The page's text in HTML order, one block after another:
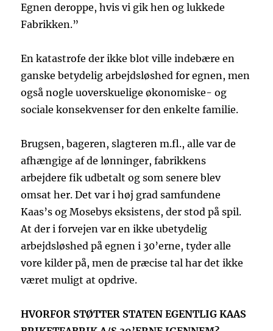
Egnen deroppe, hvis vi gik hen og lukkede
Fabrikken.”
En katastrofe der ikke blot ville indebære en
ganske betydelig arbejdsløshed for egnen, men
også nogle uoverskuelige økonomiske- og
sociale konsekvenser for den enkelte familie.
Brugsen, bageren, slagteren m.fl., alle var de
afhængige af de lønninger, fabrikkens
arbejdere fik udbetalt og som senere blev
omsat her. Det var i høj grad samfundene
Kaas’s og Mosebys eksistens, der stod på spil.
At der i forvejen var en ikke ubetydelig
arbejdsløshed på egnen i 30’erne, tyder alle
vore kilder på, men de præcise tal har det ikke
været muligt at opdrive.
HVORFOR STØTTER STATEN EGENTLIG KAAS